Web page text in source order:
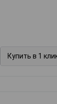
Купить в 1